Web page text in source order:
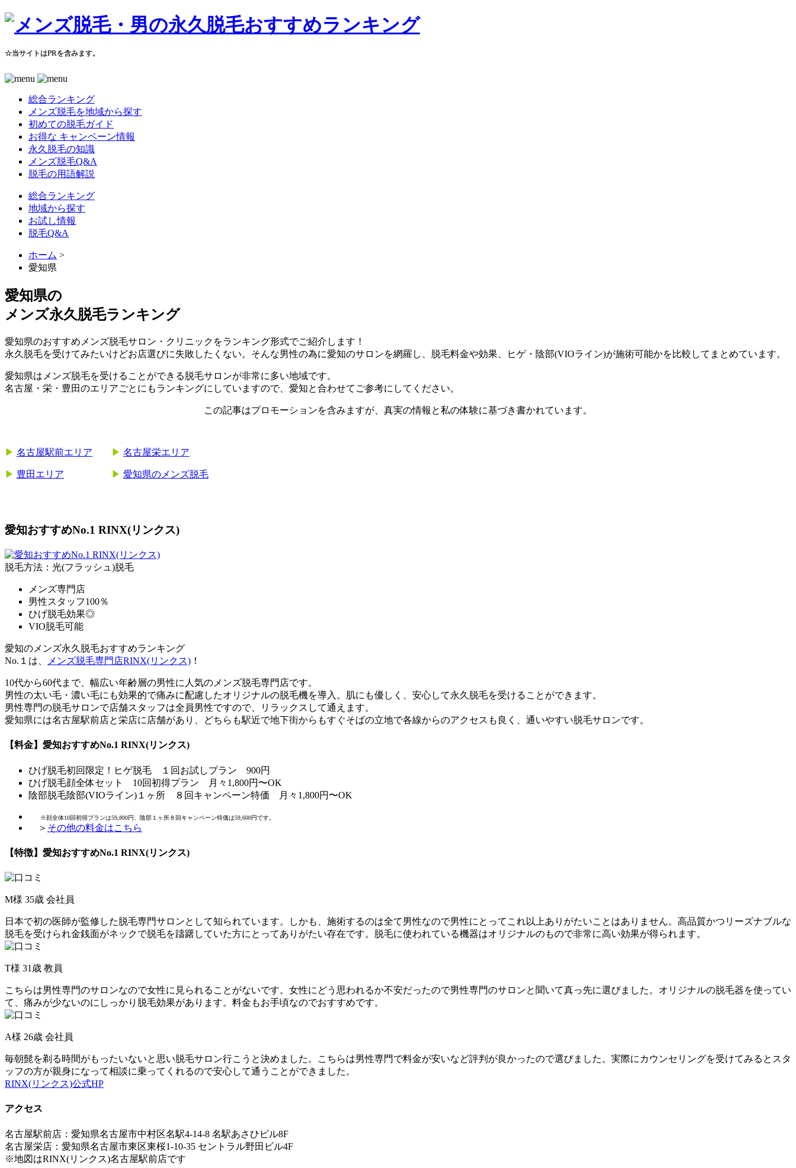
☆当サイトはPRを含みます。
総合ランキング
メンズ脱毛を地域から探す
初めての脱毛ガイド
お得な キャンペーン情報
永久脱毛の知識
メンズ脱毛Q&A
脱毛の用語解説
総合ランキング
地域から探す
お試し情報
脱毛Q&A
ホーム >
愛知県
愛知県の
メンズ永久脱毛ランキング
愛知県のおすすめメンズ脱毛サロン・クリニックをランキング形式でご紹介します！
永久脱毛を受けてみたいけどお店選びに失敗したくない。そんな男性の為に愛知のサロンを網羅し、脱毛料金や効果、ヒゲ・陰部(VIOライン)が施術可能かを比較してまとめています。
愛知県はメンズ脱毛を受けることができる脱毛サロンが非常に多い地域です。
名古屋・栄・豊田のエリアごとにもランキングにしていますので、愛知と合わせてご参考にしてください。
この記事はプロモーションを含みますが、真実の情報と私の体験に基づき書かれています。
▶︎ 名古屋駅前エリア ▶︎ 名古屋栄エリア
▶︎ 豊田エリア ▶︎ 愛知県のメンズ脱毛
愛知おすすめNo.1 RINX(リンクス)
脱毛方法：光(フラッシュ)脱毛
メンズ専門店
男性スタッフ100％
ひげ脱毛効果◎
VIO脱毛可能
愛知のメンズ永久脱毛おすすめランキング
No.１は、
メンズ脱毛専門店RINX(リンクス) ！
10代から60代まで、幅広い年齢層の男性に人気のメンズ脱毛専門店です。
男性の太い毛・濃い毛にも効果的で痛みに配慮したオリジナルの脱毛機を導入。肌にも優しく、安心して永久脱毛を受けることができます。
男性専門の脱毛サロンで店舗スタッフは全員男性ですので、リラックスして通えます。
愛知県には名古屋駅前店と栄店に店舗があり、どちらも駅近で地下街からもすぐそばの立地で各線からのアクセスも良く、通いやすい脱毛サロンです。
【料金】愛知おすすめNo.1 RINX(リンクス)
ひげ脱毛初回限定！ヒゲ脱毛 １回お試しプラン 900円
ひげ脱毛顔全体セット 10回初得プラン 月々1,800円〜OK
陰部脱毛陰部(VIOライン)１ヶ所 ８回キャンペーン特価 月々1,800円〜OK
※顔全体10回初得プランは59,800円、陰部１ヶ所８回キャンペーン特価は59,600円です。
＞ その他の料金はこちら
【特徴】愛知おすすめNo.1 RINX(リンクス)
M様 35歳 会社員
日本で初の医師が監修した脱毛専門サロンとして知られています。しかも、施術するのは全て男性なので男性にとってこれ以上ありがたいことはありません。高品質かつリーズナブルな
脱毛を受けられ金銭面がネックで脱毛を躊躇していた方にとってありがたい存在です。脱毛に使われている機器はオリジナルのもので非常に高い効果が得られます。
T様 31歳 教員
こちらは男性専門のサロンなので女性に見られることがないです。女性にどう思われるか不安だったので男性専門のサロンと聞いて真っ先に選びました。オリジナルの脱毛器を使ってい
て、痛みが少ないのにしっかり脱毛効果があります。料金もお手頃なのでおすすめです。
A様 26歳 会社員
毎朝髭を剃る時間がもったいないと思い脱毛サロン行こうと決めました。こちらは男性専門で料金が安いなど評判が良かったので選びました。実際にカウンセリングを受けてみるとスタ
ッフの方が親身になって相談に乗ってくれるので安心して通うことができました。
RINX(リンクス)公式HP
アクセス
名古屋駅前店：愛知県名古屋市中村区名駅4-14-8 名駅あさひビル8F
名古屋栄店：愛知県名古屋市東区東桜1-10-35 セントラル野田ビル4F
※地図はRINX(リンクス)名古屋駅前店です